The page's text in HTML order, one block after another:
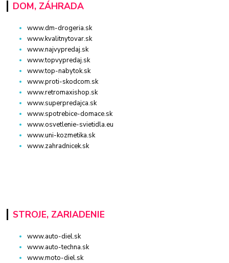
DOM, ZÁHRADA
www.dm-drogeria.sk
www.kvalitnytovar.sk
www.najvypredaj.sk
www.topvypredaj.sk
www.top-nabytok.sk
www.proti-skodcom.sk
www.retromaxishop.sk
www.superpredajca.sk
www.spotrebice-domace.sk
www.osvetlenie-svietidla.eu
www.uni-kozmetika.sk
www.zahradnicek.sk
STROJE, ZARIADENIE
www.auto-diel.sk
www.auto-techna.sk
www.moto-diel.sk